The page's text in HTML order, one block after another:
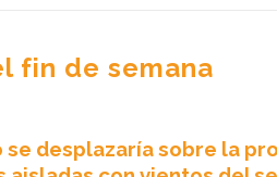
fin de semana
desplazaría sobre la